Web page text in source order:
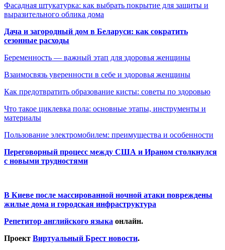
Фасадная штукатурка: как выбрать покрытие для защиты и
выразительного облика дома
Дача и загородный дом в Беларуси: как сократить
сезонные расходы
Беременность — важный этап для здоровья женщины
Взаимосвязь уверенности в себе и здоровья женщины
Как предотвратить образование кисты: советы по здоровью
Что такое циклевка пола: основные этапы, инструменты и
материалы
Пользование электромобилем: преимущества и особенности
Переговорный процесс между США и Ираном столкнулся
с новыми трудностями
В Киеве после массированной ночной атаки повреждены
жилые дома и городская инфраструктура
Репетитор английского языка онлайн.
Проект Виртуальный Брест новости.